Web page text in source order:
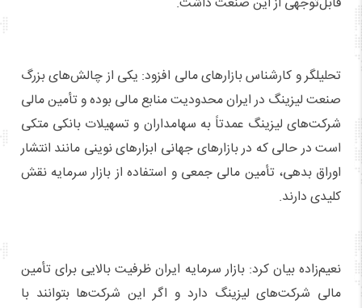
تحلیلگر و کارشناس بازارهای مالی افزود: یکی از چالش‌های بزرگ
صنعت لیزینگ در ایران محدودیت منابع مالی بوده و تأمین مالی
شرکت‌های لیزینگ عمدتاً به سهامداران و تسهیلات بانکی متکی
است در حالی که در بازارهای جهانی ابزارهای نوینی مانند انتشار
اوراق بدهی، تأمین مالی جمعی و استفاده از بازار سرمایه نقش
کلیدی دارند.
نعیم‌زاده بیان کرد: بازار سرمایه ایران ظرفیت بالایی برای تأمین
مالی شرکت‌های لیزینگ دارد و اگر این شرکت‌ها بتوانند با